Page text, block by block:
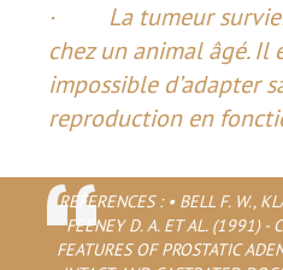
· La tumeur
chez un animal âgé. Il
impossible d’adapter
reproduction en
REFERENCES : • BELL F. W.,
FEENEY D. A. ET AL. (1991) -
FEATURES OF PROSTATIC